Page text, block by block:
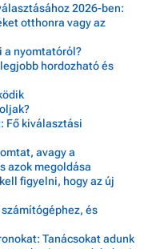
2026-ben:
otthonra vagy az
a nyomtatóról?
hordozható és
Fő kiválasztási
avagy a
azok megoldása
figyelni, hogy az új
és
Tanácsokat adunk